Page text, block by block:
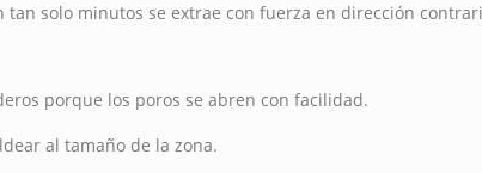
tan solo minutos se extrae con fuerza en dirección
porque los poros se abren con facilidad.
al tamaño de la zona.